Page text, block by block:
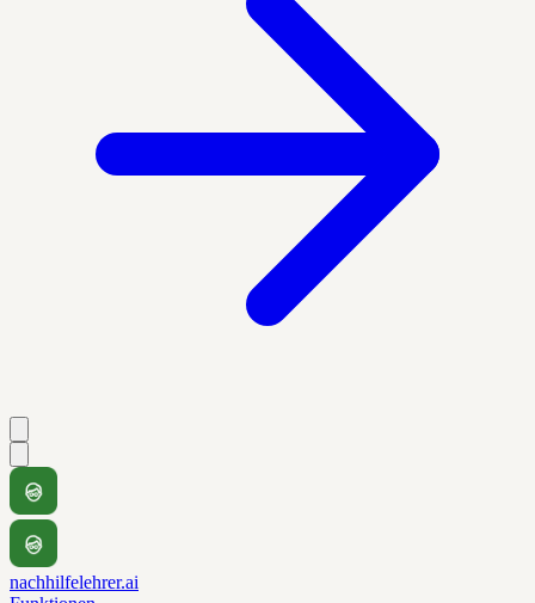
nachhilfelehrer.ai